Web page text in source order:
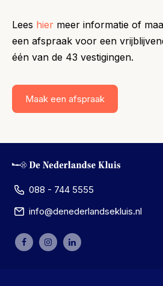
Lees hier meer informatie of
een afspraak voor een
één van de 43 vestigingen.
Maak een afspraak
088 - 744 5555
info@denederlandsekluis.nl